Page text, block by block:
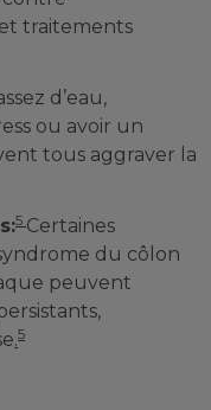
traitements
d’eau,
ou avoir un
tous aggraver la
5 Certaines
du côlon
peuvent
.5